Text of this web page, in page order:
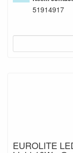
51914917
EUROLITE